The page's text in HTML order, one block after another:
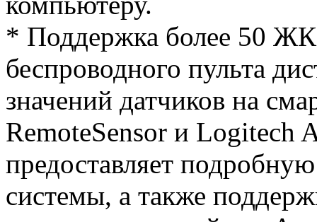
* Поддержка более 50 ЖК
беспроводного пульта
значений датчиков на
RemoteSensor и Logitech
предоставляет
системы, а также